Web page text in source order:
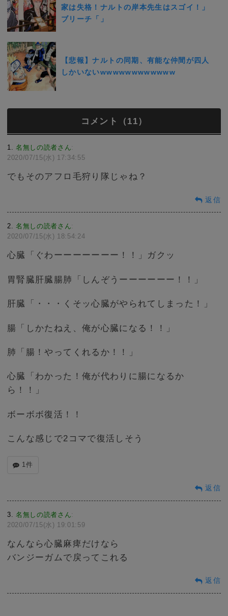
家は失格！ナルトの岸本先生はスゴイ！」
ブリーチ「」
【悲報】ナルトの同期、有能な仲間が四人
しかいないwwwwwwwwwwww
コメント（11）
1 名無しの読者さん:
2020/07/15(水) 17:34:55
でもそのアフロ毛狩り隊じゃね？
返信
2 名無しの読者さん:
2020/07/15(水) 18:54:24
心臓「ぐわーーーーーーー！！」ガクッ
胃腎臓肝臓腸肺「しんぞうーーーーーー！！」
肝臓「・・・くそッ心臓がやられてしまった！」
腸「しかたねえ、俺が心臓になる！！」
肺「腸！やってくれるか！！」
心臓「わかった！俺が代わりに腸になるか
ら！！」
ボーボボ復活！！
こんな感じで2コマで復活しそう
1件
返信
3 名無しの読者さん:
2020/07/15(水) 19:01:59
なんなら心臓麻痺だけなら
バンジーガムで戻ってこれる
返信